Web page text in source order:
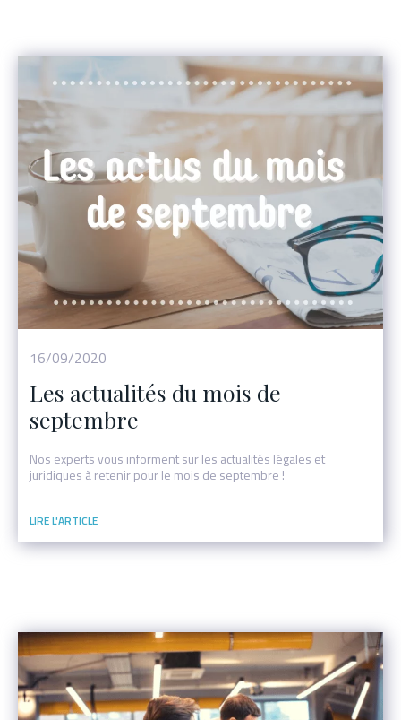
Événement
16/09/2020
Les actualités du mois de
septembre
Nos experts vous informent sur les actualités légales et
juridiques à retenir pour le mois de septembre !